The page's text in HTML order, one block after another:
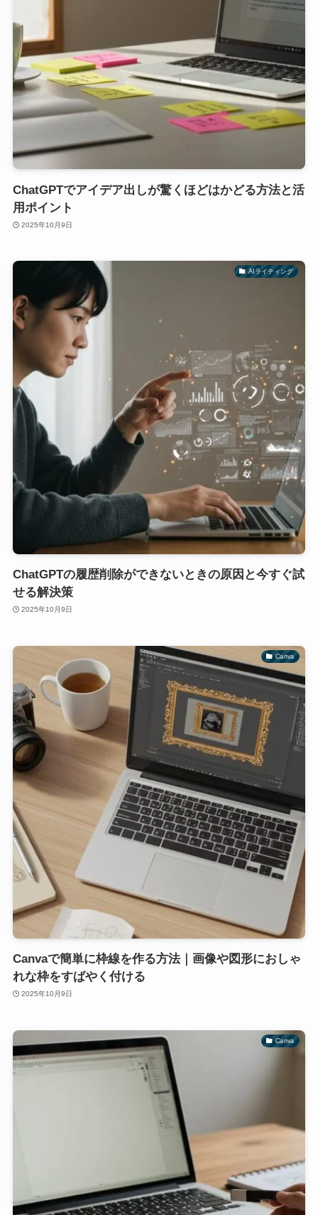
ChatGPTでアイデア出しが驚くほどはかどる方法と活
用ポイント
2025年10月9日
AIライティング
ChatGPTの履歴削除ができないときの原因と今すぐ試
せる解決策
2025年10月9日
Canva
Canvaで簡単に枠線を作る方法｜画像や図形におしゃ
れな枠をすばやく付ける
2025年10月9日
Canva